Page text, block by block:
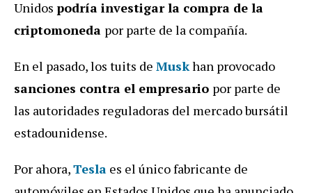
Unidos podría investigar la compra de la
criptomoneda por parte de la compañía.
En el pasado, los tuits de Muskhan provocado
sanciones contra el empresario por parte de
las autoridades reguladoras del mercado bursátil
estadounidense.
Por ahora,Tesla es el único fabricante de